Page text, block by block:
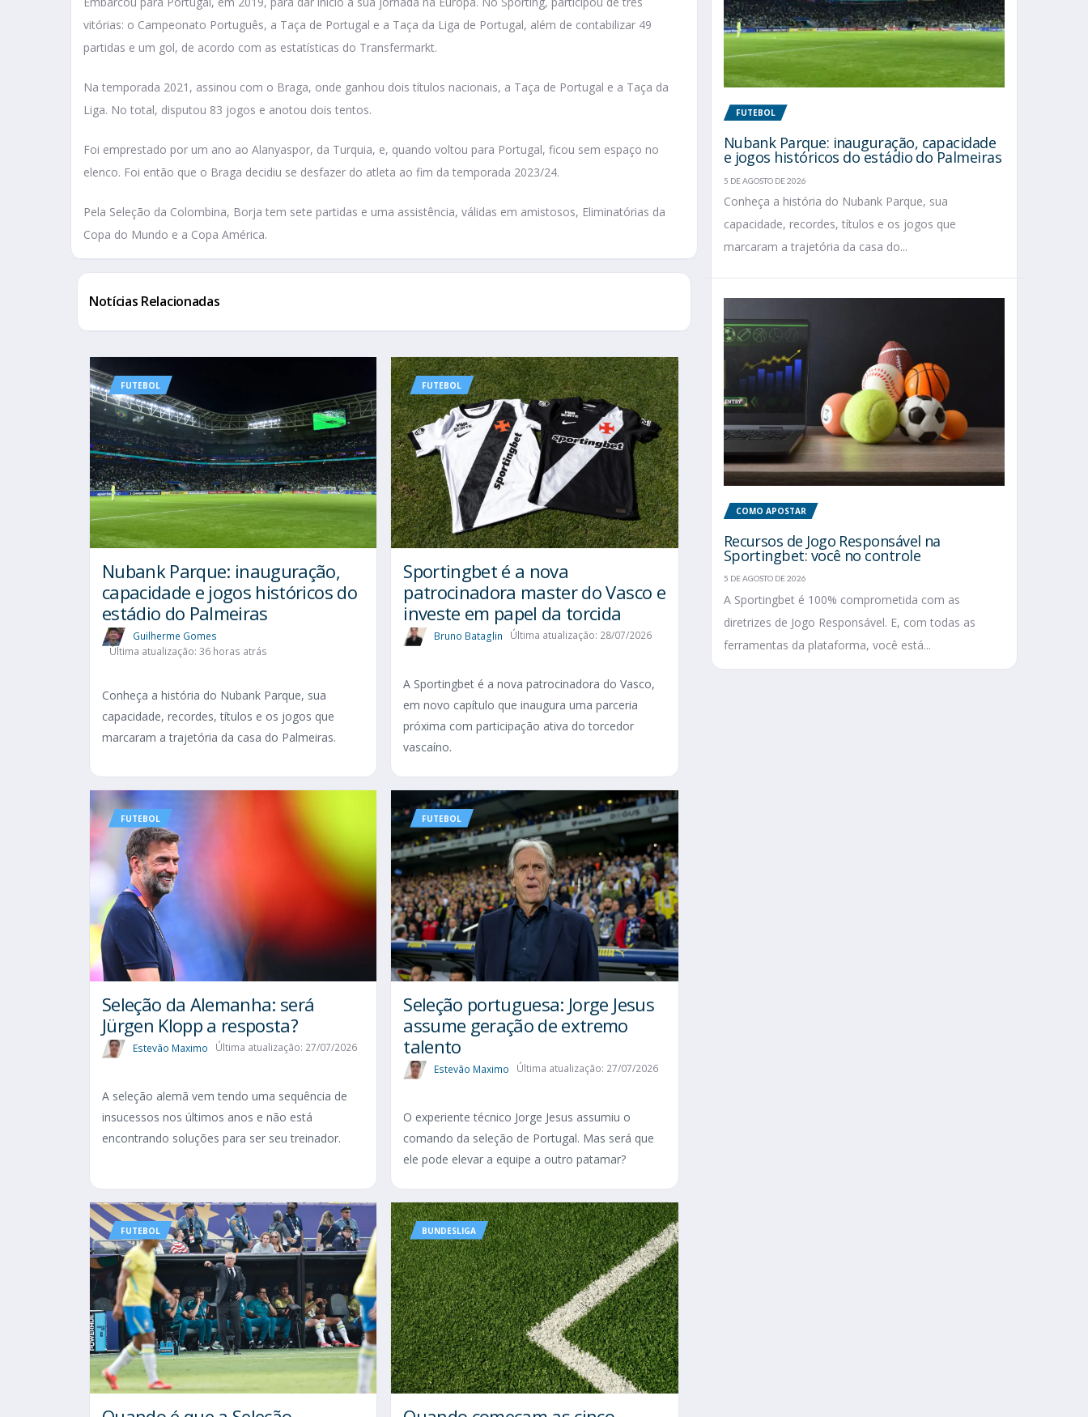
vitórias: o Campeonato Português, a Taça de Portugal e a Taça da Liga de Portugal, além de contabilizar 49
partidas e um gol, de acordo com as estatísticas do Transfermarkt.
Na temporada 2021, assinou com o Braga, onde ganhou dois títulos nacionais, a Taça de Portugal e a Taça da
Liga. No total, disputou 83 jogos e anotou dois tentos.
Foi emprestado por um ano ao Alanyaspor, da Turquia, e, quando voltou para Portugal, ficou sem espaço no
elenco. Foi então que o Braga decidiu se desfazer do atleta ao fim da temporada 2023/24.
Pela Seleção da Colombina, Borja tem sete partidas e uma assistência, válidas em amistosos, Eliminatórias da
Copa do Mundo e a Copa América.
Notícias Relacionadas
FUTEBOL
Nubank Parque: inauguração,
capacidade e jogos históricos do
estádio do Palmeiras
Guilherme Gomes
Última atualização: 36 horas atrás
Conheça a história do Nubank Parque, sua
capacidade, recordes, títulos e os jogos que
marcaram a trajetória da casa do Palmeiras.
FUTEBOL
Sportingbet é a nova
patrocinadora master do Vasco e
investe em papel da torcida
Bruno Bataglin Última atualização: 28/07/2026
A Sportingbet é a nova patrocinadora do Vasco,
em novo capítulo que inaugura uma parceria
próxima com participação ativa do torcedor
vascaíno.
FUTEBOL
Seleção da Alemanha: será
Jürgen Klopp a resposta?
Estevão Maximo Última atualização: 27/07/2026
A seleção alemã vem tendo uma sequência de
insucessos nos últimos anos e não está
encontrando soluções para ser seu treinador.
FUTEBOL
Seleção portuguesa: Jorge Jesus
assume geração de extremo
talento
Estevão Maximo Última atualização: 27/07/2026
O experiente técnico Jorge Jesus assumiu o
comando da seleção de Portugal. Mas será que
ele pode elevar a equipe a outro patamar?
FUTEBOL BUNDESLIGA
FUTEBOL
Nubank Parque: inauguração, capacidade
e jogos históricos do estádio do Palmeiras
5 DE AGOSTO DE 2026
Conheça a história do Nubank Parque, sua
capacidade, recordes, títulos e os jogos que
marcaram a trajetória da casa do...
COMO APOSTAR
Recursos de Jogo Responsável na
Sportingbet: você no controle
5 DE AGOSTO DE 2026
A Sportingbet é 100% comprometida com as
diretrizes de Jogo Responsável. E, com todas as
ferramentas da plataforma, você está...